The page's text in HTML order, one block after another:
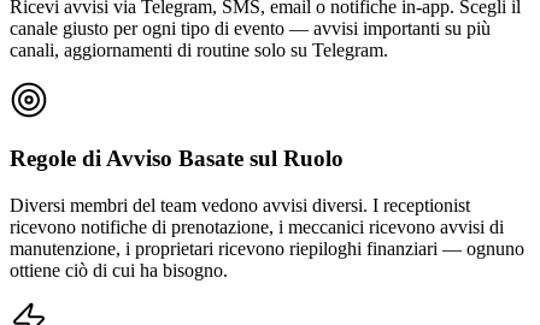
Ricevi avvisi via Telegram, SMS, email o notifiche in-app. Scegli il
canale giusto per ogni tipo di evento — avvisi importanti su più
canali, aggiornamenti di routine solo su Telegram.
Regole di Avviso Basate sul Ruolo
Diversi membri del team vedono avvisi diversi. I receptionist
ricevono notifiche di prenotazione, i meccanici ricevono avvisi di
manutenzione, i proprietari ricevono riepiloghi finanziari — ognuno
ottiene ciò di cui ha bisogno.